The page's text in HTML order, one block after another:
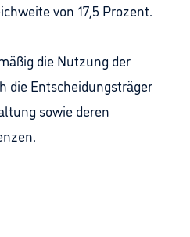
von 17,5 Prozent.
die Nutzung der
die Entscheidungsträger
sowie deren